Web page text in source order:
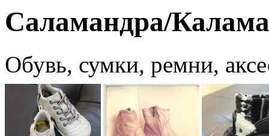
Саламандра/
Обувь, сумки, ремни,